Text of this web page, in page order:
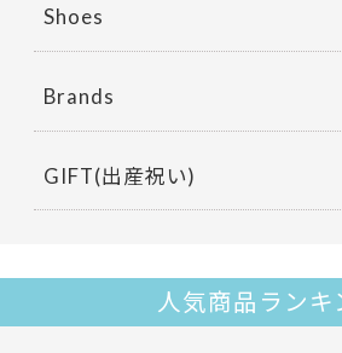
Shoes
Brands
GIFT(出産祝い)
人気商品ランキ